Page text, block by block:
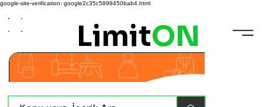
google-site-verification: google2c35c5899450bab4.html
LimitON